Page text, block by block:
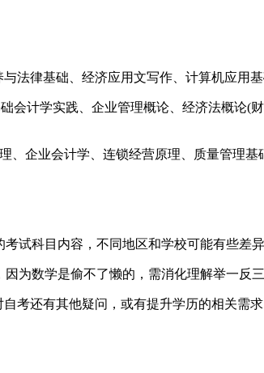
法律基础、经济应用文写作、计算机应用基
计学实践、企业管理概论、经济法概论(
企业会计学、连锁经营原理、质量管理基
试科目内容，不同地区和学校可能有些差异
为数学是偷不了懒的，需消化理解举一反
考还有其他疑问，或有提升学历的相关需